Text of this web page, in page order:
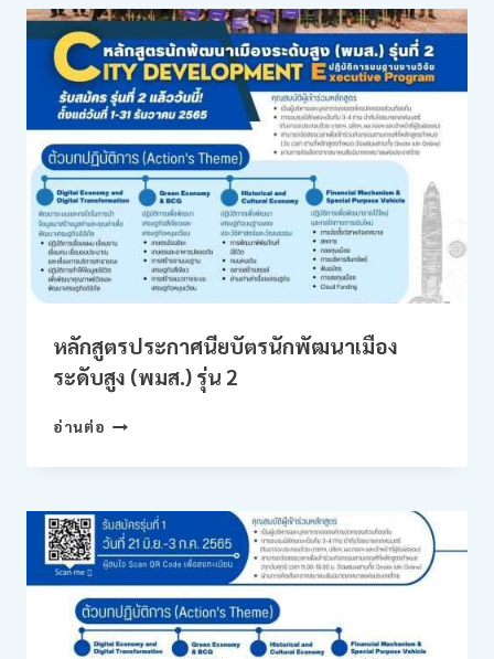
ระดับ
สูง
(พมส.)
หลักสูตรประกาศนียบัตรนักพัฒนาเมือง
ระดับสูง (พมส.) รุ่น 2
อ่านต่อ หลักสูตร
นัก
เมือง
ระดับ
สูง
(พมส.)
รุ่น
2